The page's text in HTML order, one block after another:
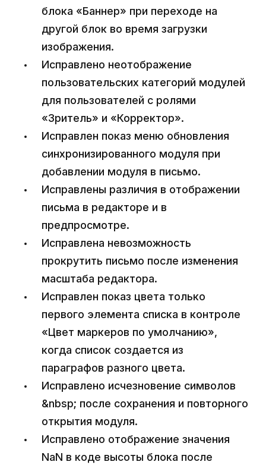
блока «Баннер» при переходе на
другой блок во время загрузки
изображения.
Исправлено неотображение
пользовательских категорий модулей
для пользователей с ролями
«Зритель» и «Корректор».
Исправлен показ меню обновления
синхронизированного модуля при
добавлении модуля в письмо.
Исправлены различия в отображении
письма в редакторе и в
предпросмотре.
Исправлена невозможность
прокрутить письмо после изменения
масштаба редактора.
Исправлен показ цвета только
первого элемента списка в контроле
«Цвет маркеров по умолчанию»,
когда список создается из
параграфов разного цвета.
Исправлено исчезновение символов
&nbsp; после сохранения и повторного
открытия модуля.
Исправлено отображение значения
NaN в коде высоты блока после